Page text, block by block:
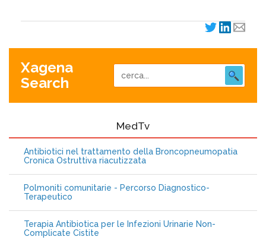
Xagena
Search
MedTv
Antibiotici nel trattamento della Broncopneumopatia
Cronica Ostruttiva riacutizzata
Polmoniti comunitarie - Percorso Diagnostico-
Terapeutico
Terapia Antibiotica per le Infezioni Urinarie Non-
Complicate Cistite